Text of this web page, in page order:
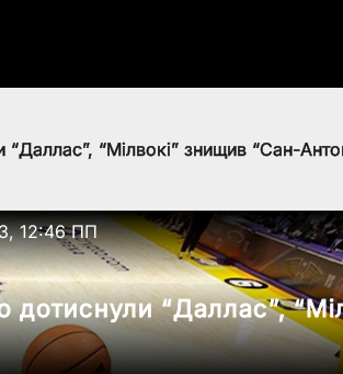
“Мілвокі” знищив “Сан-
12:46 ПП
дотиснули “Даллас”,